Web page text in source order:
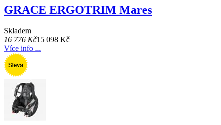
GRACE ERGOTRIM Mares
Skladem
16 776 Kč15 098 Kč
Více info ...